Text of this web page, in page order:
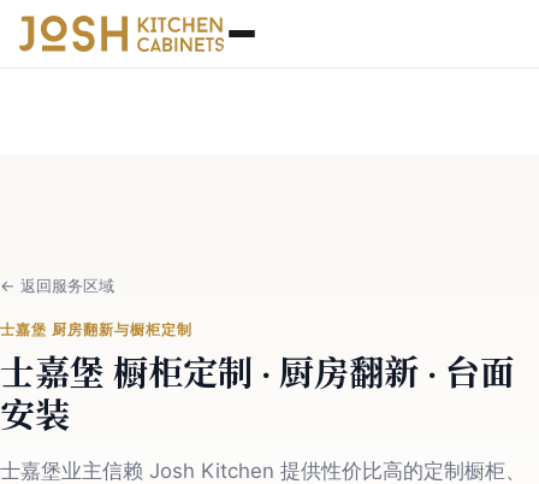
← 返回服务区域
士嘉堡 厨房翻新与橱柜定制
士嘉堡 橱柜定制 · 厨房翻新 · 台面
安装
士嘉堡业主信赖 Josh Kitchen 提供性价比高的定制橱柜、